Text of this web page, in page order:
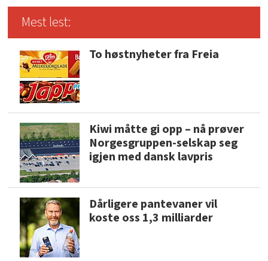
Mest lest:
To høstnyheter fra Freia
Kiwi måtte gi opp – nå prøver
Norgesgruppen-selskap seg
igjen med dansk lavpris
Dårligere pantevaner vil
koste oss 1,3 milliarder